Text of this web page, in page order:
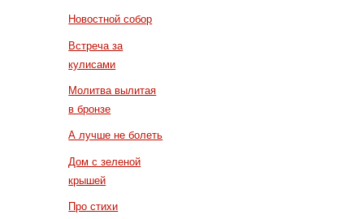
Новостной собор
Встреча за
кулисами
Молитва вылитая
в бронзе
А лучше не болеть
Дом с зеленой
крышей
Про стихи